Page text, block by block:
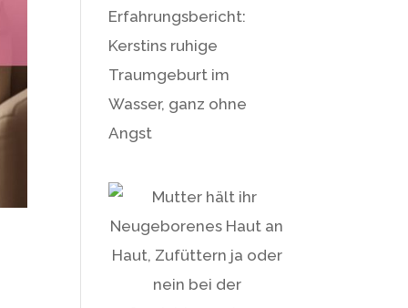
Erfahrungsbericht:
Kerstins ruhige
Traumgeburt im
Wasser, ganz ohne
Angst